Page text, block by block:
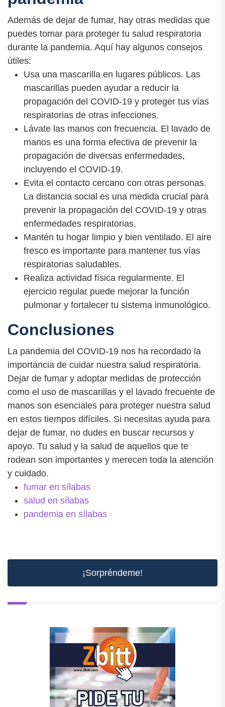
Además de dejar de fumar, hay otras medidas que
puedes tomar para proteger tu salud respiratoria
durante la pandemia. Aquí hay algunos consejos
útiles:
Usa una mascarilla en lugares públicos. Las
mascarillas pueden ayudar a reducir la
propagación del COVID-19 y proteger tus vías
respiratorias de otras infecciones.
Lávate las manos con frecuencia. El lavado de
manos es una forma efectiva de prevenir la
propagación de diversas enfermedades,
incluyendo el COVID-19.
Evita el contacto cercano con otras personas.
La distancia social es una medida crucial para
prevenir la propagación del COVID-19 y otras
enfermedades respiratorias.
Mantén tu hogar limpio y bien ventilado. El aire
fresco es importante para mantener tus vías
respiratorias saludables.
Realiza actividad física regularmente. El
ejercicio regular puede mejorar la función
pulmonar y fortalecer tu sistema inmunológico.
Conclusiones
La pandemia del COVID-19 nos ha recordado la
importancia de cuidar nuestra salud respiratoria.
Dejar de fumar y adoptar medidas de protección
como el uso de mascarillas y el lavado frecuente de
manos son esenciales para proteger nuestra salud
en estos tiempos difíciles. Si necesitas ayuda para
dejar de fumar, no dudes en buscar recursos y
apoyo. Tu salud y la salud de aquellos que te
rodean son importantes y merecen toda la atención
y cuidado.
fumar en sílabas
salud en sílabas
pandemia en sílabas
¡Sorpréndeme!